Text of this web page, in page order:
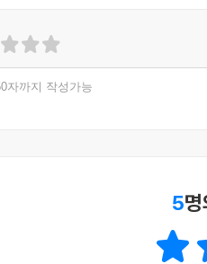
의 임상, 연구, 진료 데이터를
은 독자들에게 일독을 권한다.
자까지 작성가능
5